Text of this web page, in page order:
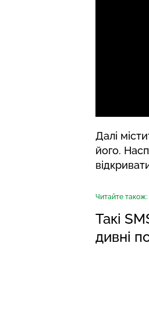
Далі
його.
Читайте також:
Такі
дивні